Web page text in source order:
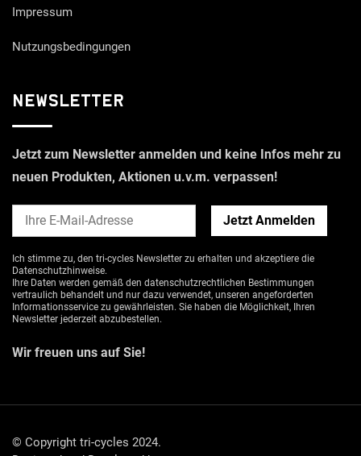
Impressum
Nutzungsbedingungen
Newsletter
Jetzt zum Newsletter anmelden und keine Infos mehr zu
neuen Produkten, Aktionen u.v.m. verpassen!
Ich stimme zu, den tri-cycles Newsletter zu erhalten und akzeptiere die
Datenschutzhinweise.
Ihre Daten werden gemäß den datenschutzrechtlichen Bestimmungen
vertraulich behandelt und nur dazu verwendet, unseren angeforderten
Informationsservice zu gewährleisten. Sie haben die Möglichkeit, Ihren
Newsletter jederzeit abzubestellen.
Wir freuen uns auf Sie!
© Copyright tri-cycles 2024.